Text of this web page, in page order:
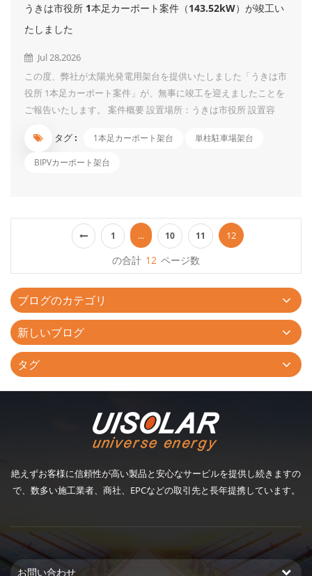
うきは市役所 1本足カーポート案件（143.52kW）が竣工い
たしました
Jul 28,2026
この度、弊社が太陽光発電用架台を提供いたしました「うきは市
役所 1本足カーポート案件」が、無事に竣工を迎えましたことを
ご報告いたします。 案件概要 設置場所：うきは市役所 設置容
タイプカーポート 高い安全性と品質へのこだわり 本案件は、日
本の厳しい建築基準法に基づく建築審査を無事にクリアしており
られた敷地スペースを有効活用できる1本足カーポートは、駐車
場としての利便性を損なうことなく、クリーンな再生可能エネル
ギーの創出を可能にします。うきは市役所における本案件の導入
は、地域社会の脱炭素化およびSDGsの推進に大きく貢献するも
のと...
タグ : 1本足カーポート架台 単柱駐車場架台
BIPVカーポート架台
1 ... 10 11 12
の合計 12 ページ数
ブログのカテゴリ
新しいブログ
タグ
絶えずお客様に信頼性が高い製品と安心なサービルを提供し続きますの
で、数多い施工業者、商社、EPCなどの取引先と長年提携しています。
お問い合わせ